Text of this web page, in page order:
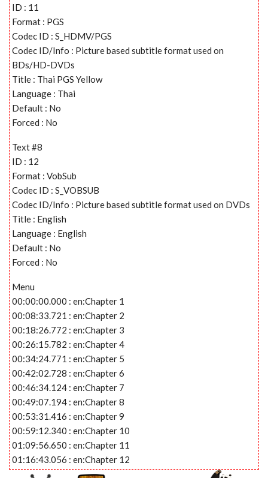
ID : 11
Format : PGS
Codec ID : S_HDMV/PGS
Codec ID/Info : Picture based subtitle format used on
BDs/HD-DVDs
Title : Thai PGS Yellow
Language : Thai
Default : No
Forced : No
Text #8
ID : 12
Format : VobSub
Codec ID : S_VOBSUB
Codec ID/Info : Picture based subtitle format used on DVDs
Title : English
Language : English
Default : No
Forced : No
Menu
00:00:00.000 : en:Chapter 1
00:08:33.721 : en:Chapter 2
00:18:26.772 : en:Chapter 3
00:26:15.782 : en:Chapter 4
00:34:24.771 : en:Chapter 5
00:42:02.728 : en:Chapter 6
00:46:34.124 : en:Chapter 7
00:49:07.194 : en:Chapter 8
00:53:31.416 : en:Chapter 9
00:59:12.340 : en:Chapter 10
01:09:56.650 : en:Chapter 11
01:16:43.056 : en:Chapter 12